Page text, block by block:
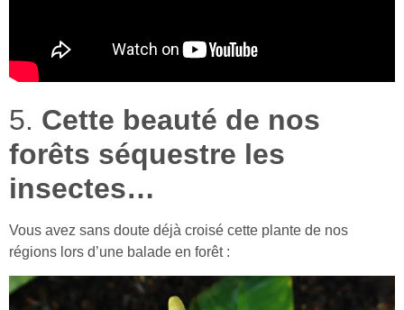
5. Cette beauté de nos
forêts séquestre les
insectes…
Vous avez sans doute déjà croisé cette plante de nos
régions lors d’une balade en forêt :